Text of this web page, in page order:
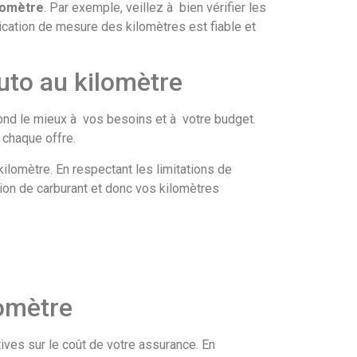
. Par exemple, veillez à bien vérifier les
de mesure des kilomètres est fiable et
au kilomètre
le mieux à vos besoins et à votre budget.
offre.
En respectant les limitations de
de carburant et donc vos kilomètres
sur le coût de votre assurance. En